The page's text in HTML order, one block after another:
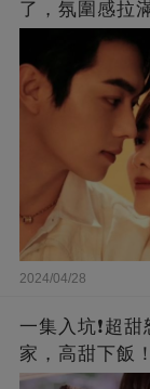
了，氛圍感拉滿
2024/04/28
一集入坑❗超
家，高甜下飯！